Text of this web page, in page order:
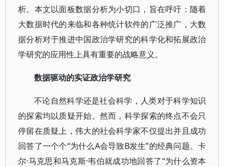
析。本文以面板数据分析为小切口，旨在呼吁：随着
大数据时代的来临和各种统计软件的广泛推广，大数
据分析对于推进中国政治学研究的科学化和拓展政治
学研究的应用性上具有重要的战略意义。
数据驱动的实证政治学研究
不论自然科学还是社会科学，人类对于科学知识
的探索均以质疑开始。然而，科学探索的终点不会只
停留在质疑上，伟大的社会科学家不仅提出并且成功
回答了一个个“为什么A会导致B发生”的经典问题。卡
尔·马克思和马克斯·韦伯就成功地回答了“为什么资本